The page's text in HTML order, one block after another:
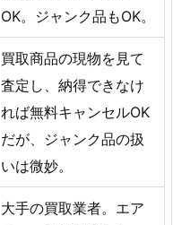
OK。ジャンク品もOK。
買取商品の現物を見て
査定し、納得できなけ
れば無料キャンセルOK
だが、ジャンク品の扱
いは微妙。
大手の買取業者。エア